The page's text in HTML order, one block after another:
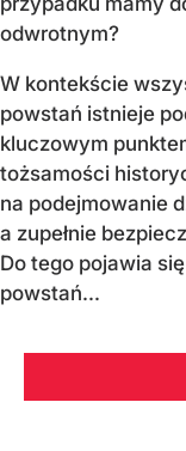
odwrotnym?
W kontekście
powstań istnieje
kluczowym
tożsamości
na podejmowanie
a zupełnie
Do tego pojawia
powstań...